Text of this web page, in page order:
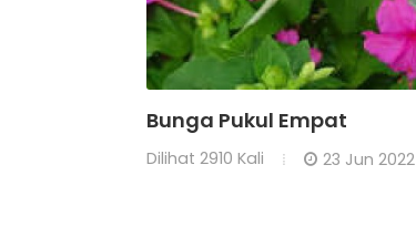
Bunga Pukul Empat
Dilihat 2910 Kali 23 Jun 2022